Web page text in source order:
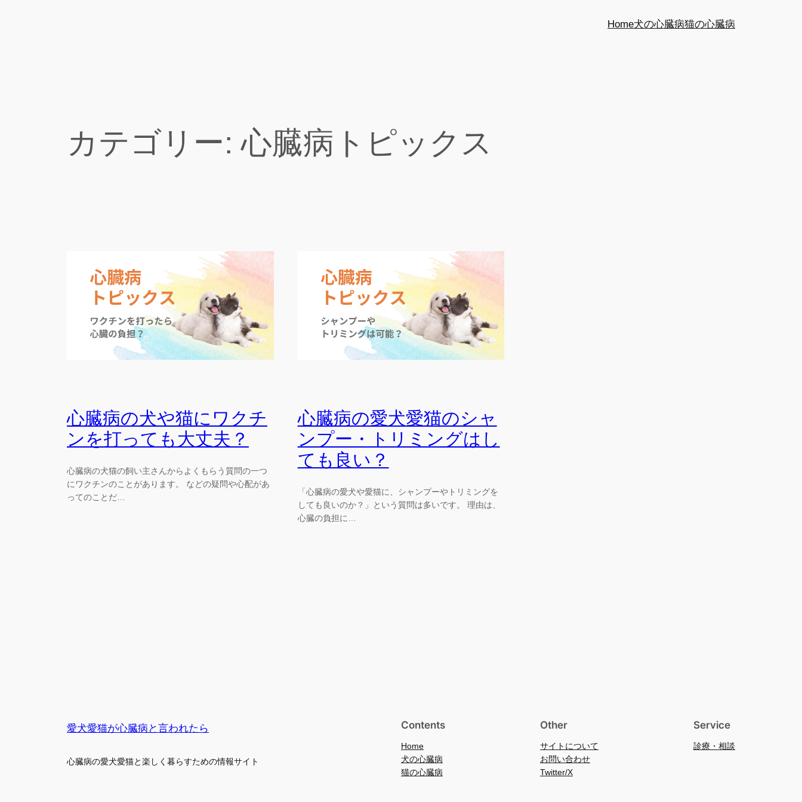
Home犬の心臓病猫の心臓病
カテゴリー:心臓病トピックス
心臓病の犬や猫にワクチ
ンを打っても大丈夫？
心臓病の犬猫の飼い主さんからよくもらう質問の一つ
にワクチンのことがあります。 などの疑問や心配があ
ってのことだ…
心臓病の愛犬愛猫のシャ
ンプー・トリミングはし
ても良い？
「心臓病の愛犬や愛猫に、シャンプーやトリミングを
しても良いのか？」という質問は多いです。 理由は、
心臓の負担に…
愛犬愛猫が心臓病と言われたら
心臓病の愛犬愛猫と楽しく暮らすための情報サイト
Contents
Home
犬の心臓病
猫の心臓病
Other
サイトについて
お問い合わせ
Twitter/X
Service
診療・相談